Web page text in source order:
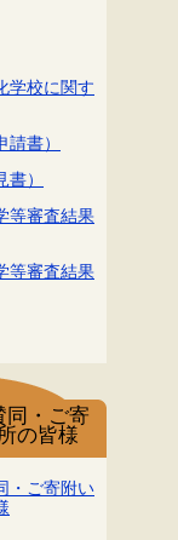
学校に関す
書）
）
等審査結果
等審査結果
同・ご寄
の皆様
・ご寄附い